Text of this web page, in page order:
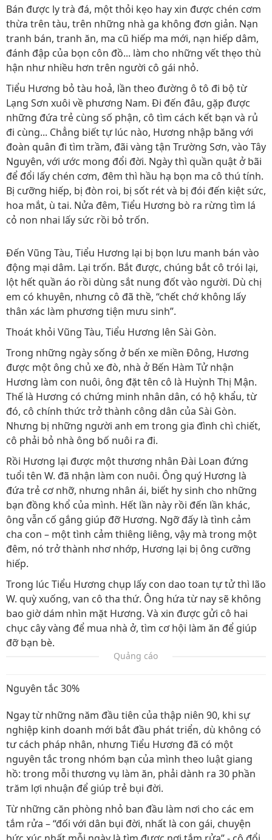
Bán được ly trà đá, một thỏi kẹo hay xin được chén cơm
thừa trên tàu, trên những nhà ga không đơn giản. Nạn
tranh bán, tranh ăn, ma cũ hiếp ma mới, nạn hiếp dâm,
đánh đập của bọn côn đồ... làm cho những vết thẹo thù
hận như nhiều hơn trên người cô gái nhỏ.
Tiểu Hương bỏ tàu hoả, lần theo đường ô tô đi bộ từ
Lạng Sơn xuôi về phương Nam. Đi đến đâu, gặp được
những đứa trẻ cùng số phận, cô tìm cách kết bạn và rủ
đi cùng... Chẳng biết tự lúc nào, Hương nhập băng với
đoàn quân đi tìm trầm, đãi vàng tận Trường Sơn, vào Tây
Nguyên, với ước mong đổi đời. Ngày thì quần quật ở bãi
để đổi lấy chén cơm, đêm thì hầu hạ bọn ma cô thú tính.
Bị cưỡng hiếp, bị đòn roi, bị sốt rét và bị đói đến kiệt sức,
hoa mắt, ù tai. Nửa đêm, Tiểu Hương bò ra rừng tìm lá
cỏ non nhai lấy sức rồi bỏ trốn.
Đến Vũng Tàu, Tiểu Hương lại bị bọn lưu manh bán vào
động mại dâm. Lại trốn. Bắt được, chúng bắt cô trói lại,
lột hết quần áo rồi dùng sắt nung đốt vào người. Dù chị
em có khuyên, nhưng cô đã thề, “chết chớ không lấy
thân xác làm phương tiện mưu sinh”.
Thoát khỏi Vũng Tàu, Tiểu Hương lên Sài Gòn.
Trong những ngày sống ở bến xe miền Đông, Hương
được một ông chủ xe đò, nhà ở Bến Hàm Tử nhận
Hương làm con nuôi, ông đặt tên cô là Huỳnh Thị Mận.
Thế là Hương có chứng minh nhân dân, có hộ khẩu, từ
đó, cô chính thức trở thành công dân của Sài Gòn.
Nhưng bị những người anh em trong gia đình chì chiết,
cô phải bỏ nhà ông bố nuôi ra đi.
Rồi Hương lại được một thương nhân Đài Loan đứng
tuổi tên W. đã nhận làm con nuôi. Ông quý Hương là
đứa trẻ cơ nhỡ, nhưng nhân ái, biết hy sinh cho những
bạn đồng khổ của mình. Hết lần này rồi đến lần khác,
ông vẫn cố gắng giúp đỡ Hương. Ngỡ đấy là tình cảm
cha con – một tình cảm thiêng liêng, vậy mà trong một
đêm, nó trở thành nhơ nhớp, Hương lại bị ông cưỡng
hiếp.
Trong lúc Tiểu Hương chụp lấy con dao toan tự tử thì lão
W. quỳ xuống, van cô tha thứ. Ông hứa từ nay sẽ không
bao giờ dám nhìn mặt Hương. Và xin được gửi cô hai
chục cây vàng để mua nhà ở, tìm cơ hội làm ăn để giúp
đỡ bạn bè.
Quảng cáo
Nguyên tắc 30%
Ngay từ những năm đầu tiên của thập niên 90, khi sự
nghiệp kinh doanh mới bắt đầu phát triển, dù không có
tư cách pháp nhân, nhưng Tiểu Hương đã có một
nguyên tắc trong nhóm bạn của mình theo luật giang
hồ: trong mỗi thương vụ làm ăn, phải dành ra 30 phần
trăm lợi nhuận để giúp trẻ bụi đời.
Từ những căn phòng nhỏ ban đầu làm nơi cho các em
tắm rửa – “đối với dân bụi đời, nhất là con gái, chuyện